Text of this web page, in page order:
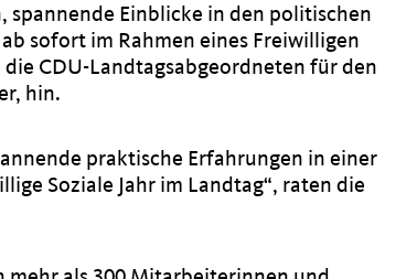
Einblicke in den politischen
sofort im Rahmen eines Freiwilligen
die CDU-Landtagsabgeordneten für den
hin.
praktische Erfahrungen in einer
Soziale Jahr im Landtag“, raten die